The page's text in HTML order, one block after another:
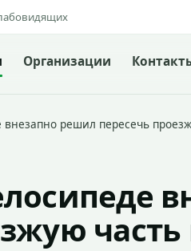
Организации
решил пересечь